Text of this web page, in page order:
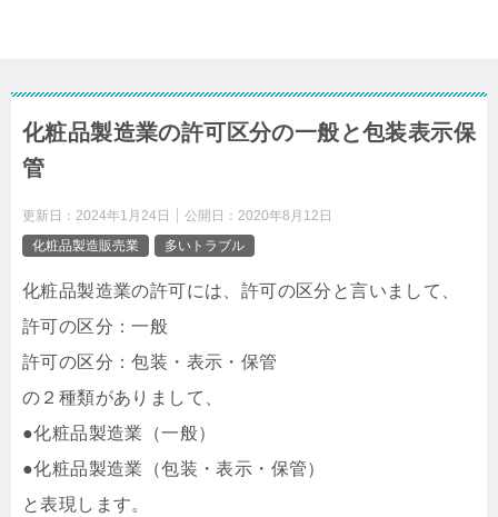
化粧品製造業の許可区分の一般と包装表示保
管
更新日： 2024年1月24日 公開日： 2020年8月12日
化粧品製造販売業
多いトラブル
化粧品製造業の許可には、許可の区分と言いまして、
許可の区分：一般
許可の区分：包装・表示・保管
の２種類がありまして、
●化粧品製造業（一般）
●化粧品製造業（包装・表示・保管）
と表現します。